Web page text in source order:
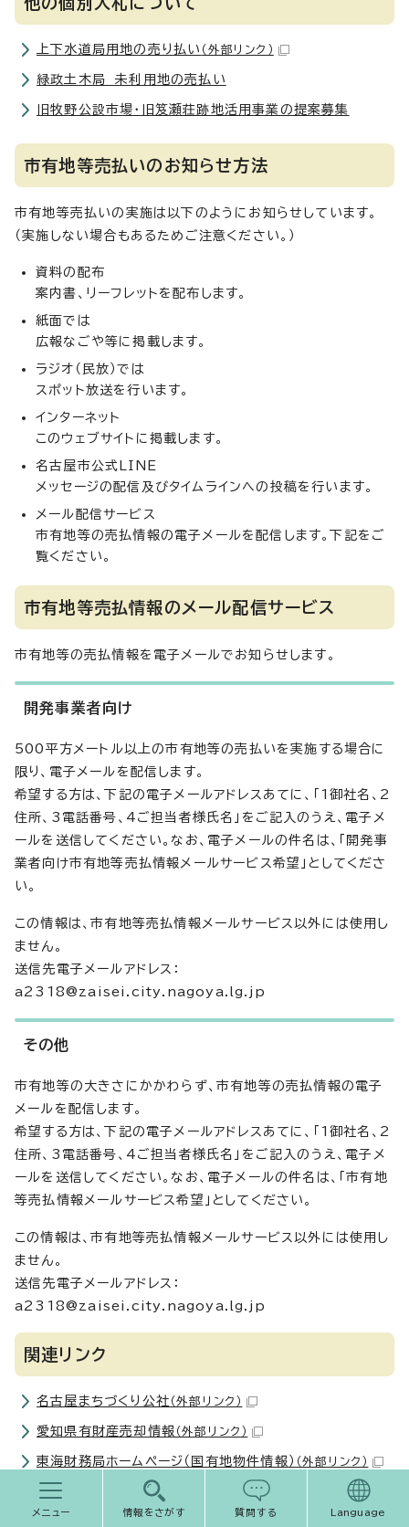
上下水道局用地の売り払い （外部リンク）
緑政土木局 未利用地の売払い
旧牧野公設市場・旧笈瀬荘跡地活用事業の提案募集
市有地等売払いのお知らせ方法
市有地等売払いの実施は以下のようにお知らせしています。
（実施しない場合もあるためご注意ください。）
資料の配布
案内書、リーフレットを配布します。
紙面では
広報なごや等に掲載します。
ラジオ（民放）では
スポット放送を行います。
インターネット
このウェブサイトに掲載します。
名古屋市公式LINE
メッセージの配信及びタイムラインへの投稿を行います。
メール配信サービス
市有地等の売払情報の電子メールを配信します。下記をご
覧ください。
市有地等売払情報のメール配信サービス
市有地等の売払情報を電子メールでお知らせします。
開発事業者向け
500平方メートル以上の市有地等の売払いを実施する場合に
限り、電子メールを配信します。
希望する方は、下記の電子メールアドレスあてに、「1御社名、2
住所、3電話番号、4ご担当者様氏名」をご記入のうえ、電子メ
ールを送信してください。なお、電子メールの件名は、「開発事
業者向け市有地等売払情報メールサービス希望」としてくださ
い。
この情報は、市有地等売払情報メールサービス以外には使用し
ません。
送信先電子メールアドレス：
a2318@zaisei.city.nagoya.lg.jp
その他
市有地等の大きさにかかわらず、市有地等の売払情報の電子
メールを配信します。
希望する方は、下記の電子メールアドレスあてに、「1御社名、2
住所、3電話番号、4ご担当者様氏名」をご記入のうえ、電子メ
ールを送信してください。なお、電子メールの件名は、「市有地
等売払情報メールサービス希望」としてください。
この情報は、市有地等売払情報メールサービス以外には使用し
ません。
送信先電子メールアドレス：
a2318@zaisei.city.nagoya.lg.jp
関連リンク
名古屋まちづくり公社 （外部リンク）
愛知県有財産売却情報 （外部リンク）
東海財務局ホームページ（国有地物件情報） （外部リンク）
メニュー 情報をさがす 質問する Language